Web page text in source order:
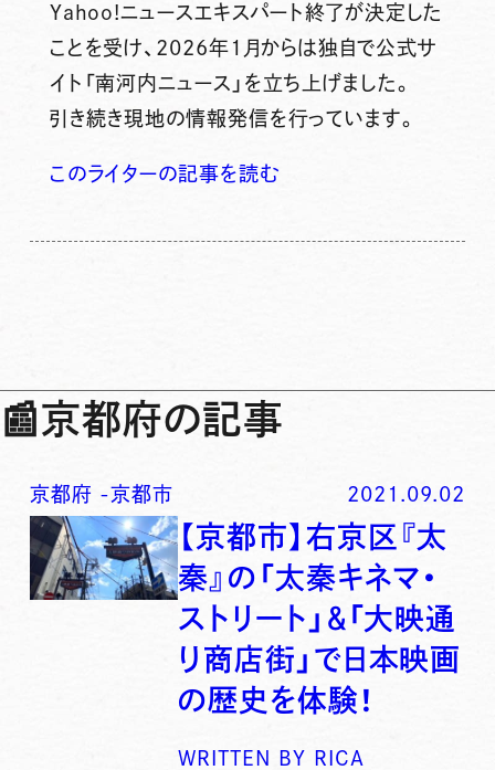
Yahoo!ニュースエキスパート終了が決定した
ことを受け、2026年1月からは独自で公式サ
イト「南河内ニュース」を立ち上げました。
引き続き現地の情報発信を行っています。
このライターの記事を読む
📰京都府の記事
京都府 -京都市 2021.09.02
【京都市】右京区『太
秦』の「太秦キネマ・
ストリート」＆「大映通
り商店街」で日本映画
の歴史を体験！
WRITTEN BY RICA